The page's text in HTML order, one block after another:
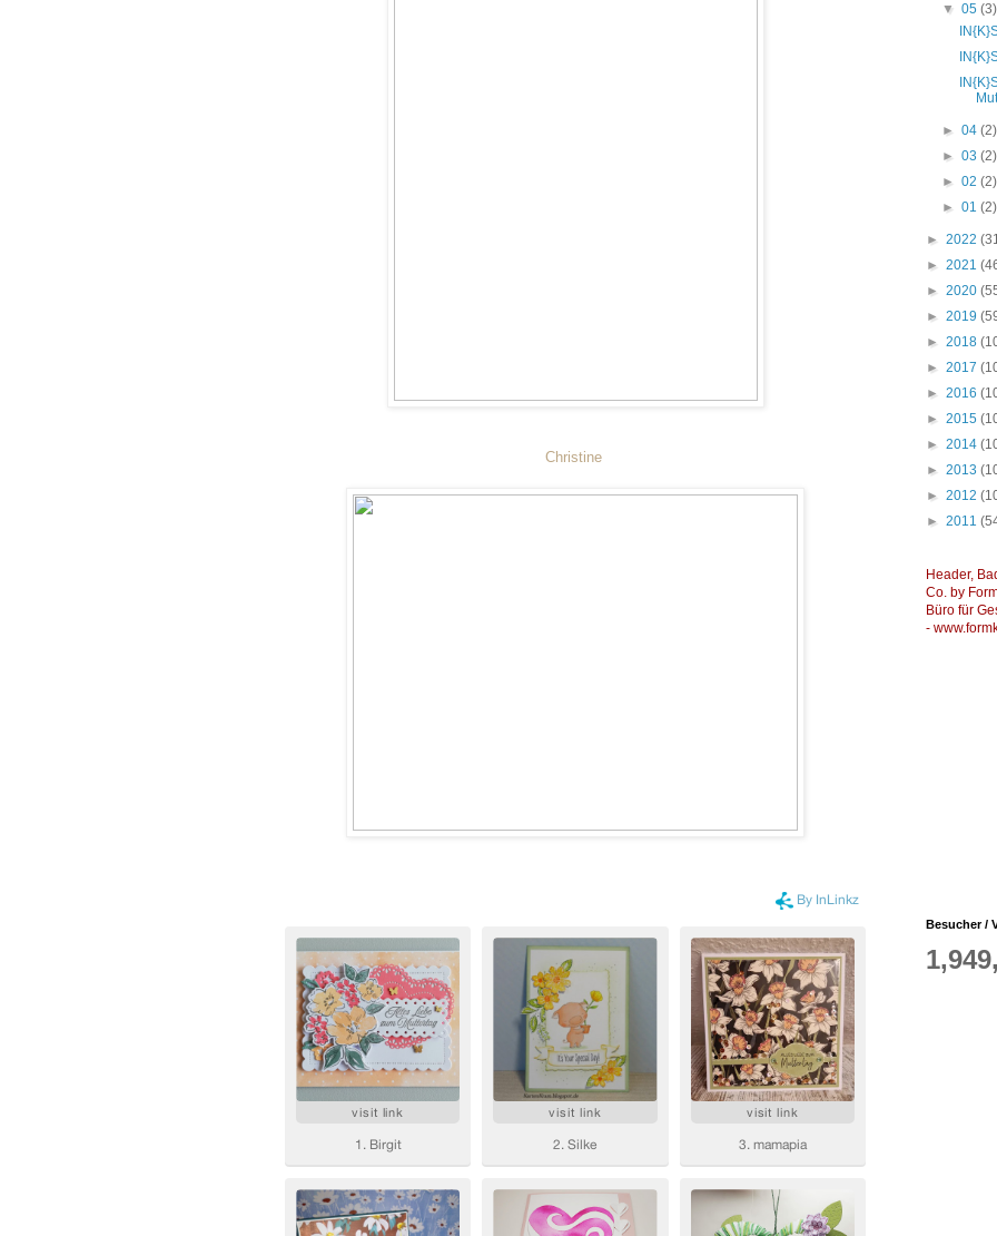
Christine
▼05(3)
►04(2)
►03(2)
►02(2)
►01(2)
► 2022
► 2021
► 2020
► 2019
► 2018
► 2017
► 2016
► 2015
► 2014
► 2013
► 2012
► 2011
Header,
Co. by
Büro für
-
Besucher /